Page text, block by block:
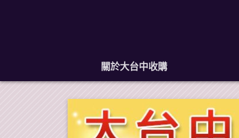
關於大台中收購